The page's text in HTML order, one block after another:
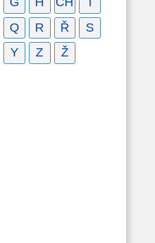
Q R Ř
S
Y Z Ž